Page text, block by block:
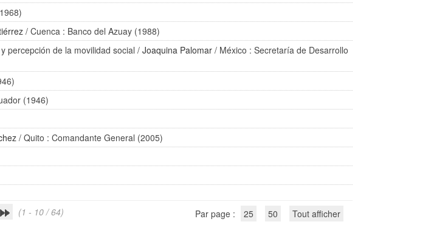
/ Cuenca : Banco del Azuay (1988)
percepción de la movilidad social /Joaquina Palomar / México : Secretaría de Desarrollo
(1946)
/ Quito : Comandante General (2005)
(1 - 10 / 64) Par page : 25 50 Tout afficher